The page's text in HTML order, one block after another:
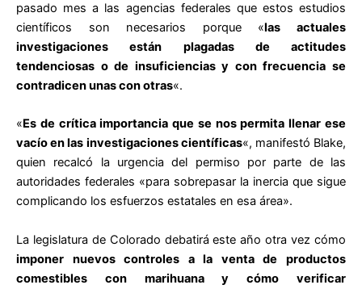
pasado mes a las agencias federales que estos estudios
científicos son necesarios porque «las actuales
investigaciones están plagadas de actitudes
tendenciosas o de insuficiencias y con frecuencia se
contradicen unas con otras«.
«Es de crítica importancia que se nos permita llenar ese
vacío en las investigaciones científicas«, manifestó Blake,
quien recalcó la urgencia del permiso por parte de las
autoridades federales «para sobrepasar la inercia que sigue
complicando los esfuerzos estatales en esa área».
La legislatura de Colorado debatirá este año otra vez cómo
imponer nuevos controles a la venta de productos
comestibles con marihuana y cómo verificar